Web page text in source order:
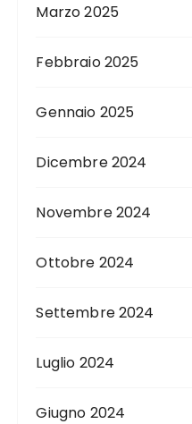
Marzo 2025
Febbraio 2025
Gennaio 2025
Dicembre 2024
Novembre 2024
Ottobre 2024
Settembre 2024
Luglio 2024
Giugno 2024